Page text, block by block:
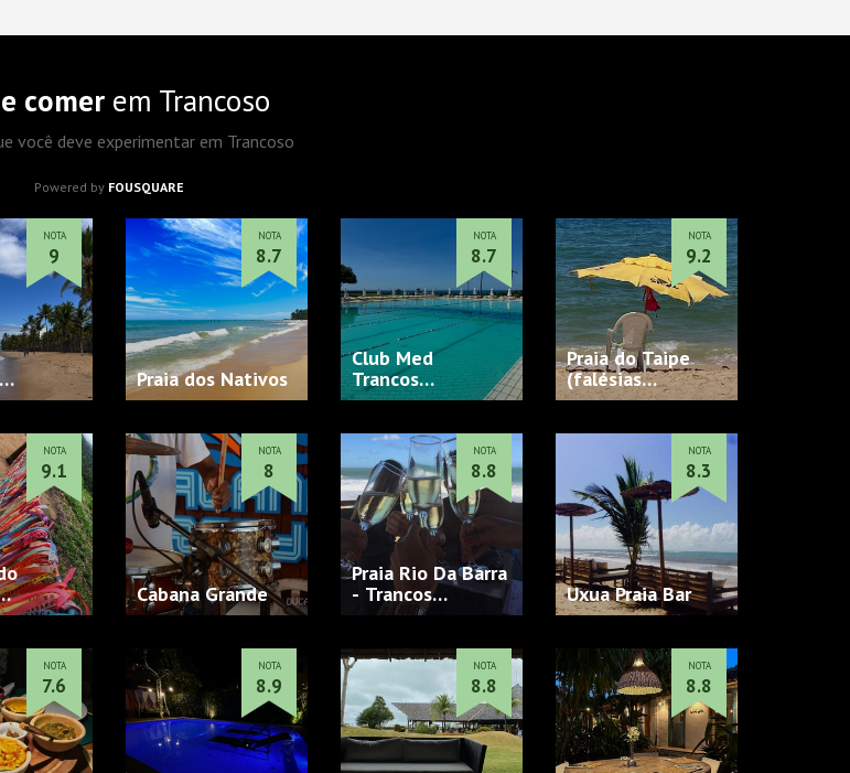
comer em Trancoso
você deve experimentar em Trancoso
Powered by FOUSQUARE
NOTA
9
Praia dos Nativos
NOTA
8.7
Club Med
Trancos…
NOTA
8.7
Praia do Taipe
(falésias…
NOTA
9.2
NOTA
9.1
Cabana Grande
NOTA
8
Praia Rio Da Barra
- Trancos…
NOTA
8.8
Uxua Praia Bar
NOTA
8.3
NOTA
7.6
NOTA
8.9
NOTA
8.8
NOTA
8.8